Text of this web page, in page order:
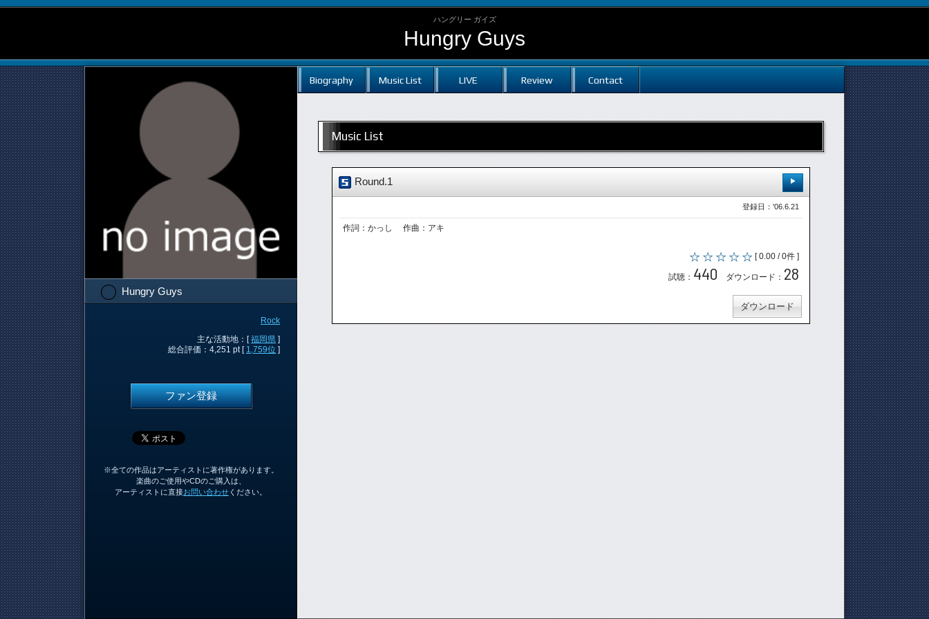
ハングリー ガイズ
Hungry Guys
Hungry Guys
Rock
主な活動地：[福岡県 ]
総合評価：4,251 pt [ 1,759位 ]
ファン登録
※全ての作品はアーティストに著作権があります。
楽曲のご使用やCDのご購入は、
アーティストに直接お問い合わせ ください。
Biography Music List LIVE Review Contact
Music List
Round.1
登録日：'06.6.21
作詞：かっし 作曲：アキ
[ 0.00 / 0件 ]
試聴： 440 ダウンロード： 28
ダウンロード